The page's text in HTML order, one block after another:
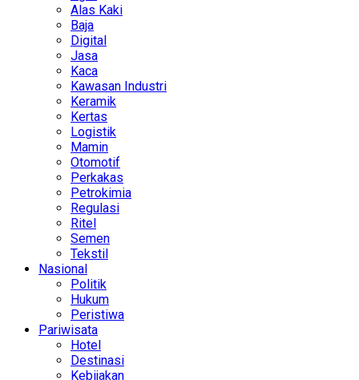
Alas Kaki
Baja
Digital
Jasa
Kaca
Kawasan Industri
Keramik
Kertas
Logistik
Mamin
Otomotif
Perkakas
Petrokimia
Regulasi
Ritel
Semen
Tekstil
Nasional
Politik
Hukum
Peristiwa
Pariwisata
Hotel
Destinasi
Kebijakan